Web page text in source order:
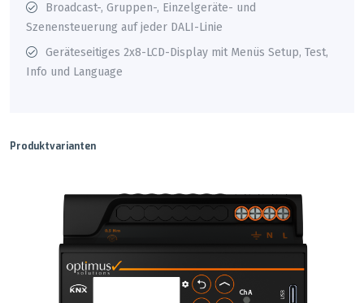
Broadcast-, Gruppen-, Einzelgeräte- und
Szenensteuerung auf jeder DALI-Linie
Geräteseitiges 2x8-LCD-Display mit Menüs Setup, Test,
Info und Language
Produktvarianten